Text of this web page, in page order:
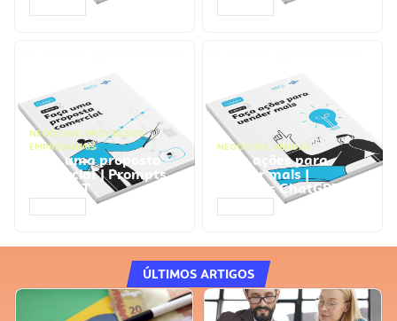
NEGÓCIOS, PROCESSOS
EMPRESARIAIS
Faça uma proposta
comercial | Prompts
ChatGPT
NEGÓCIOS, VENDAS
Faça ações para
vender mais |
Prompts ChatGPT
ÚLTIMOS ARTIGOS